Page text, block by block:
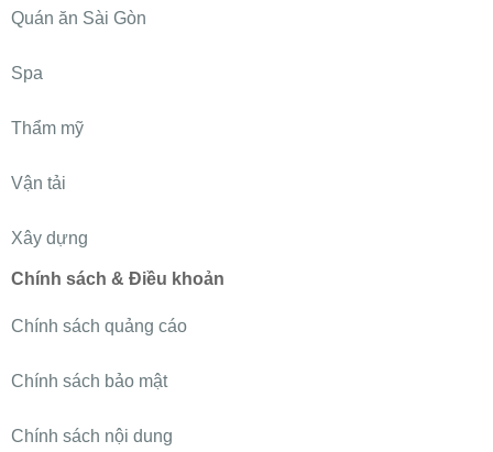
Quán ăn Sài Gòn
Spa
Thẩm mỹ
Vận tải
Xây dựng
Chính sách & Điều khoản
Chính sách quảng cáo
Chính sách bảo mật
Chính sách nội dung